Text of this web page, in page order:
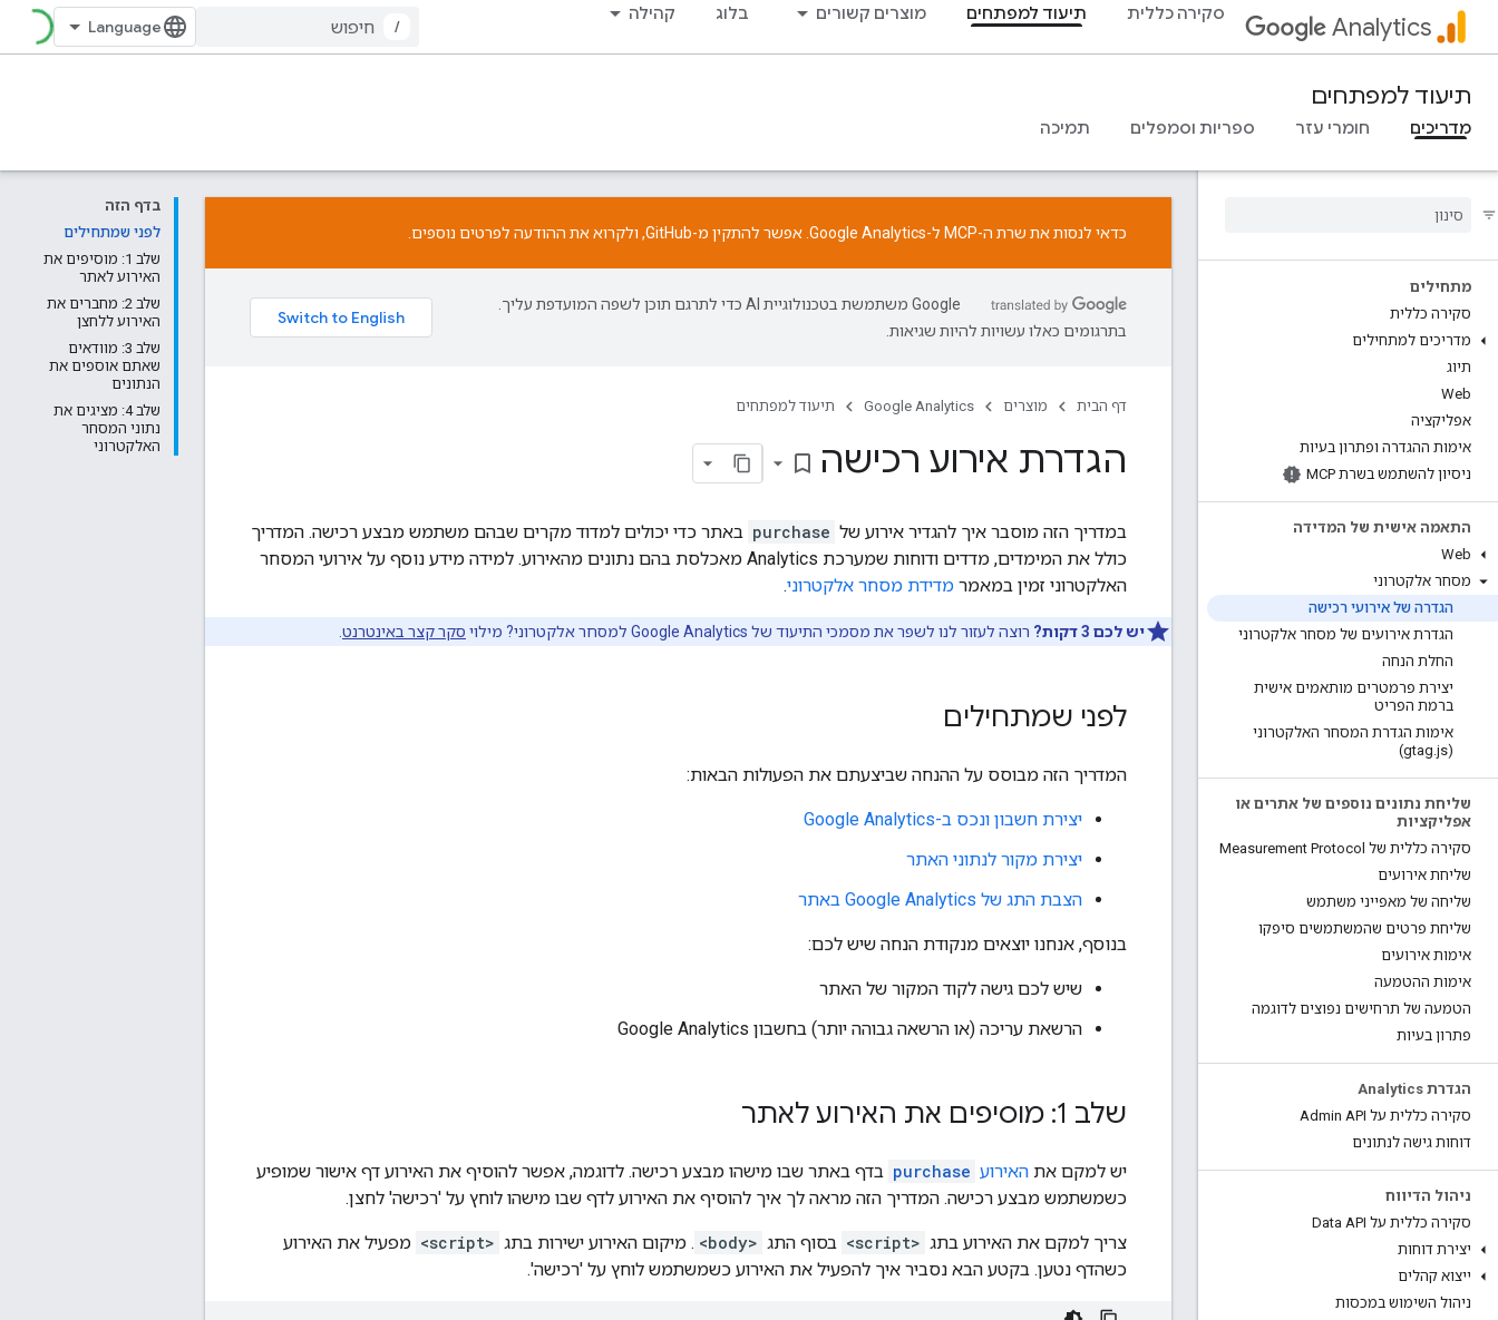
Analytics סקירה כללית תיעוד למפתחים מוצרים קשורים בלוג קהילה
/
תיעוד למפתחים
מדריכים חומרי עזר ספריות וסמפלים תמיכה
מתחילים
סקירה כללית
מדריכים למתחילים
תיוג
Web
אפליקציה
אימות ההגדרה ופתרון בעיות
ניסיון להשתמש בשרת MCP
התאמה אישית של המדידה
Web
מסחר אלקטרוני
הגדרה של אירועי רכישה
הגדרת אירועים של מסחר אלקטרוני
החלת הנחה
יצירת פרמטרים מותאמים אישית
ברמת הפריט
אימות הגדרת המסחר האלקטרוני
(gtag
.js)
שליחת נתונים נוספים של אתרים או
אפליקציות
סקירה כללית של Measurement Protocol
שליחת אירועים
שליחה של מאפייני משתמש
שליחת פרטים שהמשתמשים סיפקו
אימות אירועים
אימות ההטמעה
הטמעה של תרחישים נפוצים לדוגמה
פתרון בעיות
הגדרת Analytics
סקירה כללית על Admin API
דוחות גישה לנתונים
ניהול הדיווח
סקירה כללית על Data API
יצירת דוחות
ייצוא קהלים
ניהול השימוש במכסות
בדף הזה
לפני שמתחילים
שלב 1: מוסיפים את
האירוע לאתר
שלב 2: מחברים את
האירוע ללחצן
שלב 3: מוודאים
שאתם אוספים את
הנתונים
שלב 4: מציגים את
נתוני המסחר
האלקטרוני
כדאי לנסות את שרת ה-MCP ל-Google Analytics. אפשר להתקין מ- GitHub, ולקרוא את ההודעה לפרטים נוספים.
‫Google משתמשת בטכנולוגיית AI כדי לתרגם תוכן לשפה המועדפת עליך.
בתרגומים כאלו עשויות להיות שגיאות.
דף הבית מוצרים Google Analytics תיעוד למפתחים
הגדרת אירוע רכישה bookmark_border
במדריך הזה מוסבר איך להגדיר אירוע של purchase באתר כדי יכולים למדוד מקרים שבהם משתמש מבצע רכישה. המדריך
כולל את המימדים, מדדים ודוחות שמערכת Analytics מאכלסת בהם נתונים מהאירוע. למידה מידע נוסף על אירועי המסחר
האלקטרוני זמין במאמר מדידת מסחר אלקטרוני.
יש לכם 3 דקות? רוצה לעזור לנו לשפר את מסמכי התיעוד של Google Analytics למסחר אלקטרוני? מילוי סקר קצר באינטרנט
לפני שמתחילים
המדריך הזה מבוסס על ההנחה שביצעתם את הפעולות הבאות:
יצירת חשבון ונכס ב-Google Analytics
יצירת מקור לנתוני האתר
הצבת התג של Google Analytics באתר
בנוסף, אנחנו יוצאים מנקודת הנחה שיש לכם:
שיש לכם גישה לקוד המקור של האתר
הרשאת עריכה (או הרשאה גבוהה יותר) בחשבון Google Analytics
שלב 1: מוסיפים את האירוע לאתר
יש למקם את האירוע purchase בדף באתר שבו מישהו מבצע רכישה. לדוגמה, אפשר להוסיף את האירוע דף אישור שמופיע
כשמשתמש מבצע רכישה. המדריך הזה מראה לך איך להוסיף את האירוע לדף שבו מישהו לוחץ על 'רכישה' לחצן.
צריך למקם את האירוע בתג <script> בסוף התג <body> . מיקום האירוע ישירות בתג <script> מפעיל את האירוע
כשהדף נטען. בקטע הבא נסביר איך להפעיל את האירוע כשמשתמש לוחץ על 'רכישה'.